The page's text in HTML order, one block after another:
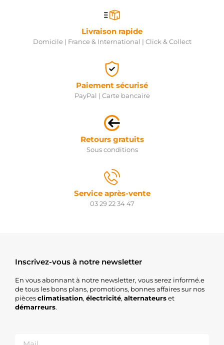
Livraison rapide
Domicile | France & International | Click & Collect
Paiement sécurisé
PayPal | Carte bancaire
Retours gratuits
Sous conditions
Service après-vente
03 29 22 34 47
Inscrivez-vous à notre newsletter
En vous abonnant à notre newsletter, vous serez informé.e
de tous les bons plans, promotions, bonnes affaires sur nos
piècesclimatisation, électricité, alternateurset
démarreurs.